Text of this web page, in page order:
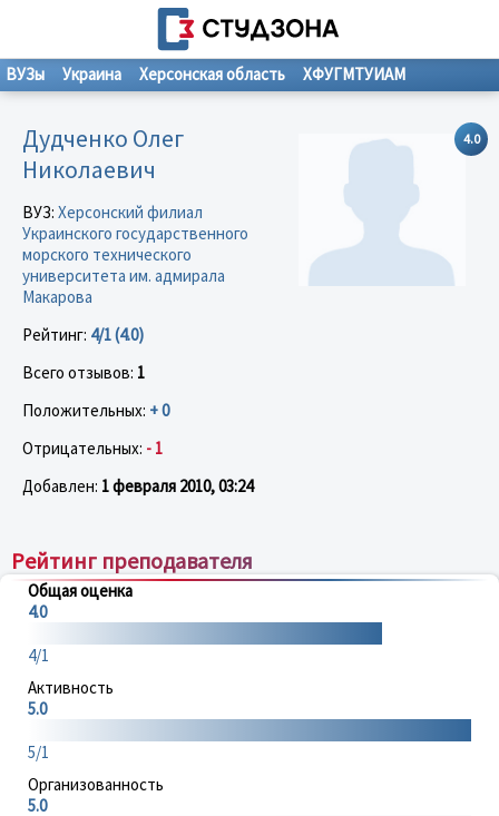
ВУЗы Украина Херсонская область ХФУГМТУИАМ
4.0
Дудченко Олег
Николаевич
ВУЗ: Херсонский филиал
Украинского государственного
морского технического
университета им. адмирала
Макарова
Рейтинг: 4/1 (4.0)
Всего отзывов: 1
Положительных: + 0
Отрицательных: - 1
Добавлен: 1 февраля 2010, 03:24
Рейтинг преподавателя
Общая оценка
4.0
4/1
Активность
5.0
5/1
Организованность
5.0